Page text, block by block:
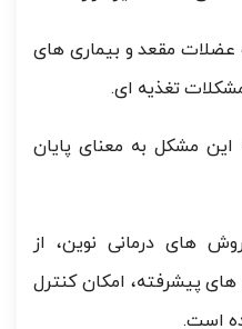
مقعد و بیماری های
تغذیه ای.
مشکل به معنای پایان
های درمانی نوین، از
پیشرفته، امکان کنترل
است.